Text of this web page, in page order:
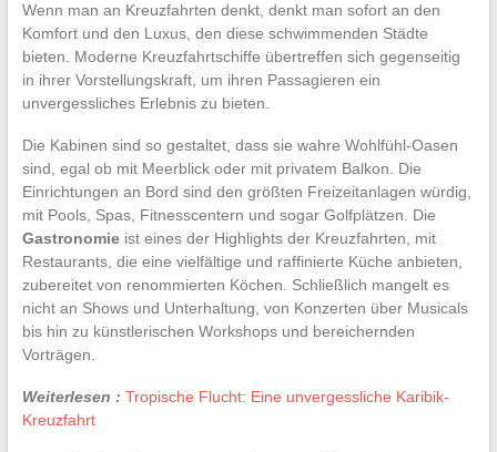
Wenn man an Kreuzfahrten denkt, denkt man sofort an den
Komfort und den Luxus, den diese schwimmenden Städte
bieten. Moderne Kreuzfahrtschiffe übertreffen sich gegenseitig
in ihrer Vorstellungskraft, um ihren Passagieren ein
unvergessliches Erlebnis zu bieten.
Die Kabinen sind so gestaltet, dass sie wahre Wohlfühl-Oasen
sind, egal ob mit Meerblick oder mit privatem Balkon. Die
Einrichtungen an Bord sind den größten Freizeitanlagen würdig,
mit Pools, Spas, Fitnesscentern und sogar Golfplätzen. Die
Gastronomieist eines der Highlights der Kreuzfahrten, mit
Restaurants, die eine vielfältige und raffinierte Küche anbieten,
zubereitet von renommierten Köchen. Schließlich mangelt es
nicht an Shows und Unterhaltung, von Konzerten über Musicals
bis hin zu künstlerischen Workshops und bereichernden
Vorträgen.
Weiterlesen : Tropische Flucht: Eine unvergessliche Karibik-
Kreuzfahrt